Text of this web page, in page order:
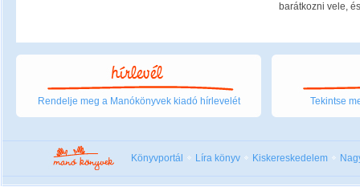
barátkozni vele,
Rendelje meg a Manókönyvek kiadó hírlevelét Tekintse
Könyvportál Líra könyv Kiskereskedelem